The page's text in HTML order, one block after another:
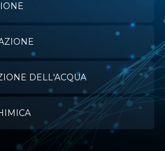
DELL'ACQUA